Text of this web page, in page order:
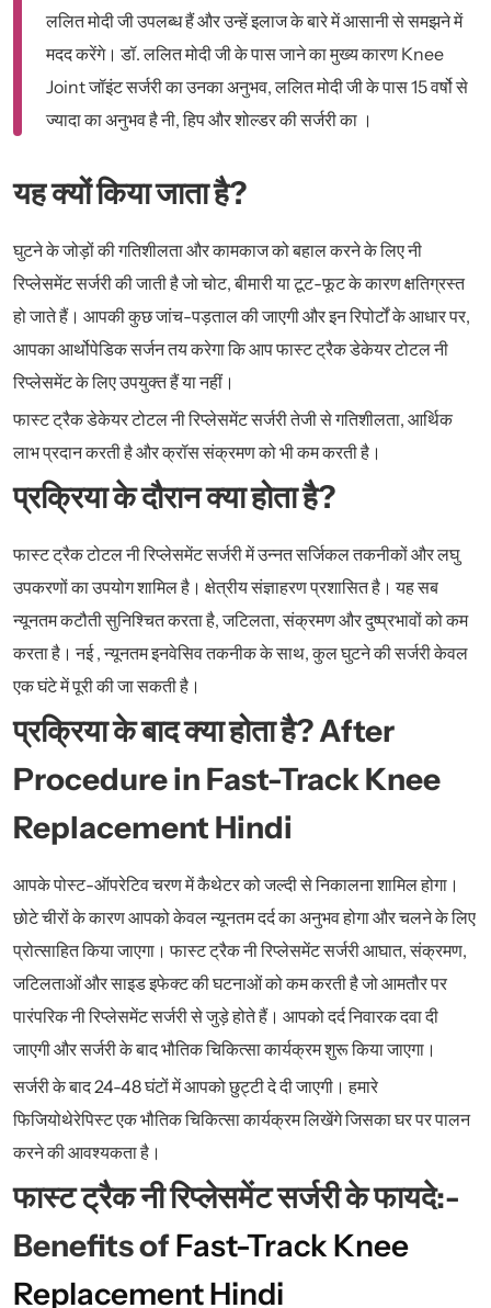
ललित मोदी जी उपलब्ध हैं और उन्हें इलाज के बारे में आसानी से समझने में
मदद करेंगे। डॉ. ललित मोदी जी के पास जाने का मुख्य कारण Knee
Joint जॉइंट सर्जरी का उनका अनुभव, ललित मोदी जी के पास 15 वर्षो से
ज्यादा का अनुभव है नी, हिप और शोल्डर की सर्जरी का ।
यह क्यों किया जाता है?
घुटने के जोड़ों की गतिशीलता और कामकाज को बहाल करने के लिए नी
रिप्लेसमेंट सर्जरी की जाती है जो चोट, बीमारी या टूट-फूट के कारण क्षतिग्रस्त
हो जाते हैं। आपकी कुछ जांच-पड़ताल की जाएगी और इन रिपोर्टों के आधार पर,
आपका आर्थोपेडिक सर्जन तय करेगा कि आप फास्ट ट्रैक डेकेयर टोटल नी
रिप्लेसमेंट के लिए उपयुक्त हैं या नहीं।
फास्ट ट्रैक डेकेयर टोटल नी रिप्लेसमेंट सर्जरी तेजी से गतिशीलता, आर्थिक
लाभ प्रदान करती है और क्रॉस संक्रमण को भी कम करती है।
प्रक्रिया के दौरान क्या होता है?
फास्ट ट्रैक टोटल नी रिप्लेसमेंट सर्जरी में उन्नत सर्जिकल तकनीकों और लघु
उपकरणों का उपयोग शामिल है। क्षेत्रीय संज्ञाहरण प्रशासित है। यह सब
न्यूनतम कटौती सुनिश्चित करता है, जटिलता, संक्रमण और दुष्प्रभावों को कम
करता है। नई , न्यूनतम इनवेसिव तकनीक के साथ, कुल घुटने की सर्जरी केवल
एक घंटे में पूरी की जा सकती है।
प्रक्रिया के बाद क्या होता है? After
Procedure in Fast-Track Knee
Replacement Hindi
आपके पोस्ट-ऑपरेटिव चरण में कैथेटर को जल्दी से निकालना शामिल होगा।
छोटे चीरों के कारण आपको केवल न्यूनतम दर्द का अनुभव होगा और चलने के लिए
प्रोत्साहित किया जाएगा। फास्ट ट्रैक नी रिप्लेसमेंट सर्जरी आघात, संक्रमण,
जटिलताओं और साइड इफेक्ट की घटनाओं को कम करती है जो आमतौर पर
पारंपरिक नी रिप्लेसमेंट सर्जरी से जुड़े होते हैं। आपको दर्द निवारक दवा दी
जाएगी और सर्जरी के बाद भौतिक चिकित्सा कार्यक्रम शुरू किया जाएगा।
सर्जरी के बाद 24-48 घंटों में आपको छुट्टी दे दी जाएगी। हमारे
फिजियोथेरेपिस्ट एक भौतिक चिकित्सा कार्यक्रम लिखेंगे जिसका घर पर पालन
करने की आवश्यकता है।
फास्ट ट्रैक नी रिप्लेसमेंट सर्जरी के फायदे:-
Benefits ofFast-Track Knee
Replacement Hindi